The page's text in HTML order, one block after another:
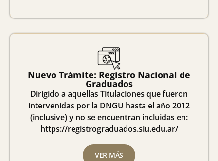
Nuevo Trámite: Registro Nacional de
Graduados
Dirigido a aquellas Titulaciones que fueron
intervenidas por la DNGU hasta el año 2012
(inclusive) y no se encuentran incluidas en:
https://registrograduados.siu.edu.ar/
VER MÁS